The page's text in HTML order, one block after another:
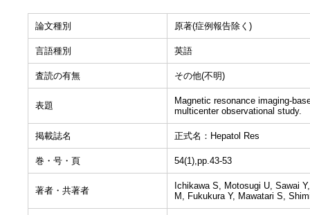
論文種別 原著(症例報告除く)
言語種別 英語
査読の有無 その他(不明)
表題
Magnetic resonance imaging-
multicenter observational study.
掲載誌名 正式名：Hepatol Res
巻・号・頁 54(1),pp.43-53
著者・共著者
Ichikawa S, Motosugi U, Sawai
M, Fukukura Y, Mawatari S,